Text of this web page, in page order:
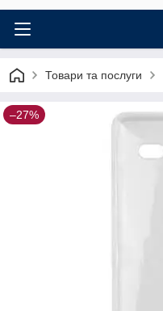
Товари та послуги
–27%